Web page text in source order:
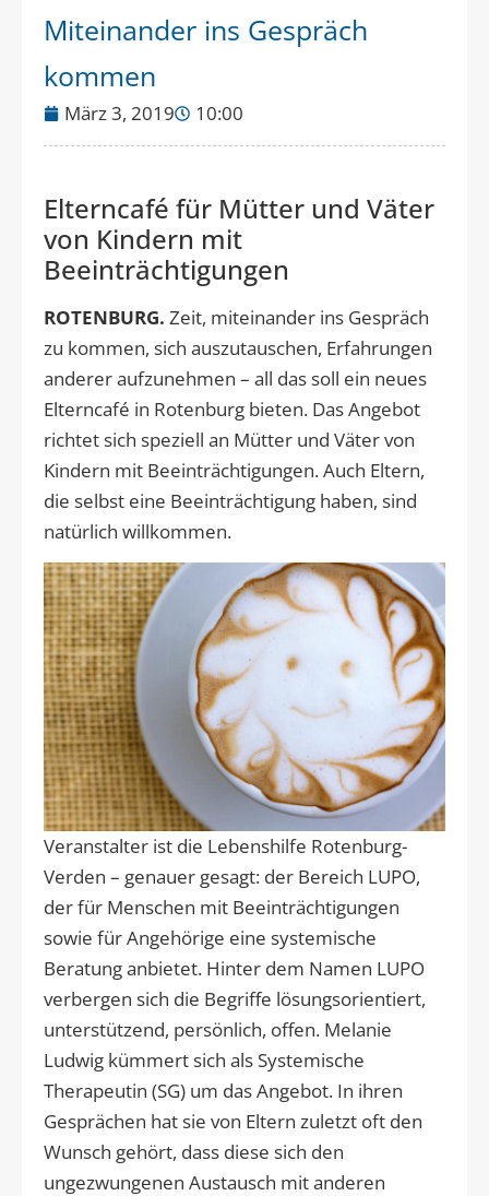
Miteinander ins Gespräch
kommen
März 3, 2019 10:00
Elterncafé für Mütter und Väter
von Kindern mit
Beeinträchtigungen
ROTENBURG. Zeit, miteinander ins Gespräch
zu kommen, sich auszutauschen, Erfahrungen
anderer aufzunehmen – all das soll ein neues
Elterncafé in Rotenburg bieten. Das Angebot
richtet sich speziell an Mütter und Väter von
Kindern mit Beeinträchtigungen. Auch Eltern,
die selbst eine Beeinträchtigung haben, sind
natürlich willkommen.
Veranstalter ist die Lebenshilfe Rotenburg-
Verden – genauer gesagt: der Bereich LUPO,
der für Menschen mit Beeinträchtigungen
sowie für Angehörige eine systemische
Beratung anbietet. Hinter dem Namen LUPO
verbergen sich die Begriffe lösungsorientiert,
unterstützend, persönlich, offen. Melanie
Ludwig kümmert sich als Systemische
Therapeutin (SG) um das Angebot. In ihren
Gesprächen hat sie von Eltern zuletzt oft den
Wunsch gehört, dass diese sich den
ungezwungenen Austausch mit anderen